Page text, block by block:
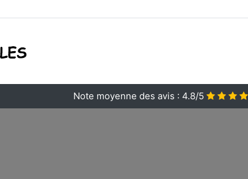
Note moyenne des avis : 4.8/5